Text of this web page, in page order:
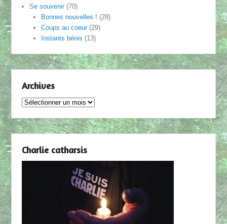
Se souvenir(70)
Bonnes nouvelles ! (28)
Coups au coeur(29)
Instants bénis (13)
Archives
Archives
Charlie catharsis